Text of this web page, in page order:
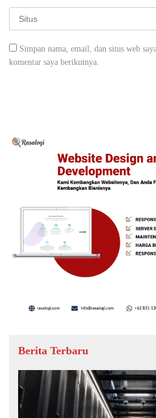
Simpan nama, email, dan situs web
komentar saya berikutnya.
Berita Terbaru